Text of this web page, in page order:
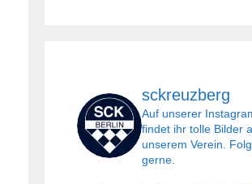
sckreuzberg
Auf unserer
findet ihr tolle Bilder
unserem Verein.
gerne.